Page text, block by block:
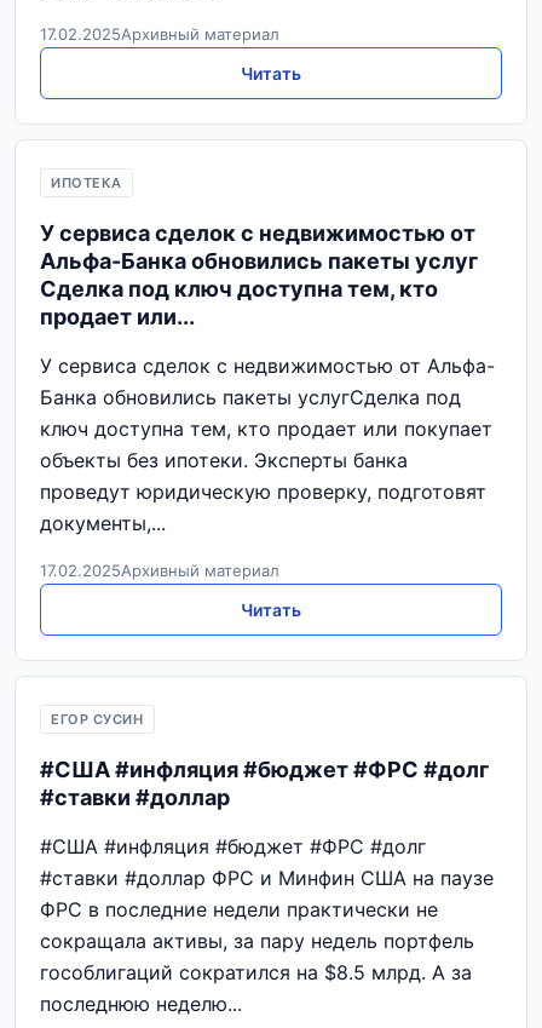
17.02.2025Архивный материал
Читать
ИПОТЕКА
У сервиса сделок с недвижимостью от
Альфа-Банка обновились пакеты услуг
Сделка под ключ доступна тем, кто
продает или...
У сервиса сделок с недвижимостью от Альфа-
Банка обновились пакеты услугСделка под
ключ доступна тем, кто продает или покупает
объекты без ипотеки. Эксперты банка
проведут юридическую проверку, подготовят
документы,...
17.02.2025Архивный материал
Читать
ЕГОР СУСИН
#США #инфляция #бюджет #ФРС #долг
#ставки #доллар
#США #инфляция #бюджет #ФРС #долг
#ставки #доллар ФРС и Минфин США на паузе
ФРС в последние недели практически не
сокращала активы, за пару недель портфель
гособлигаций сократился на $8.5 млрд. А за
последнюю неделю...